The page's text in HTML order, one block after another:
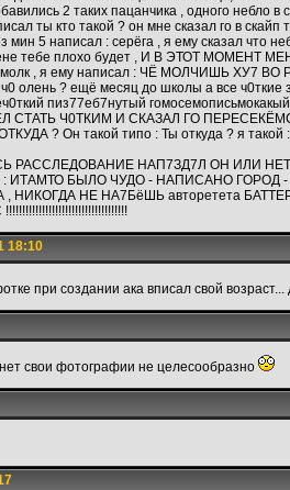
2 таких пацанчика , одного небло в
ты кто такой ? он мне сказал го в
мин 5 написал : серёга , я ему сказал что
тебе плохо будет , И В ЭТОТ МОМЕНТ
, я ему написал : ЧЁ МОЛЧИШЬ ХУ7
ч0 олень ? ещё месяц до школы а все
пиз77еб7нутый
СТАТЬ Ч0ТКИМ И СКАЗАЛ ГО
? Он такой типо : Ты откуда ? я такой :
РАССЛЕДОВАНИЕ НАП7ЗД7Л ОН ИЛИ
ИТАМТО БЫЛО ЧУДО - НАПИСАНО ГОРОД
НИКОГДА НЕ НА7БёШЬ авторетета
18:10
при создании ака вписал свой возраст...
свои фотографии не целесообразно